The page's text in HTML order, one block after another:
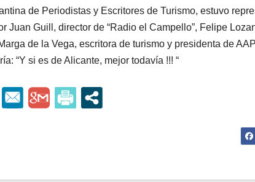
de Periodistas y Escritores de Turismo, estuvo
Juan Guill, director de “Radio el Campello”, Felipe
de la Vega, escritora de turismo y presidenta de
“Y si es de Alicante, mejor todavía !!! “